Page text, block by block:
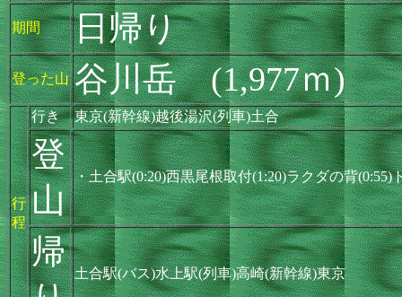
期間 日帰り
登った山 谷川岳 (1,977ｍ)
行
程
行き 東京(新幹線)越後湯沢(列車)土合
登
山
・土合駅(0:20)西黒尾根取付(1:20)ラクダの背
帰
土合駅(バス)水上駅(列車)高崎(新幹線)東京